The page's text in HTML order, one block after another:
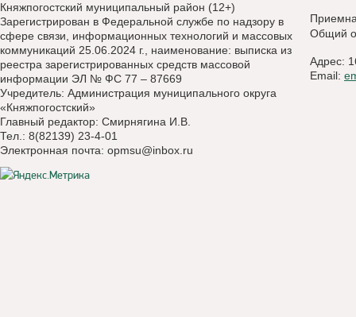
Княжпогостский муниципальный район (12+)
Зарегистрирован в Федеральной службе по надзору в
сфере связи, информационных технологий и массовых
коммуникаций 25.06.2024 г., наименование: выписка из
реестра зарегистрированных средств массовой
информации ЭЛ № ФС 77 – 87669
Учредитель: Администрация муниципального округа
«Княжпогостский»
Главный редактор: Смирнягина И.В.
Тел.: 8(82139) 23-4-01
Электронная почта: opmsu@inbox.ru
Общий
Адрес:
Email: